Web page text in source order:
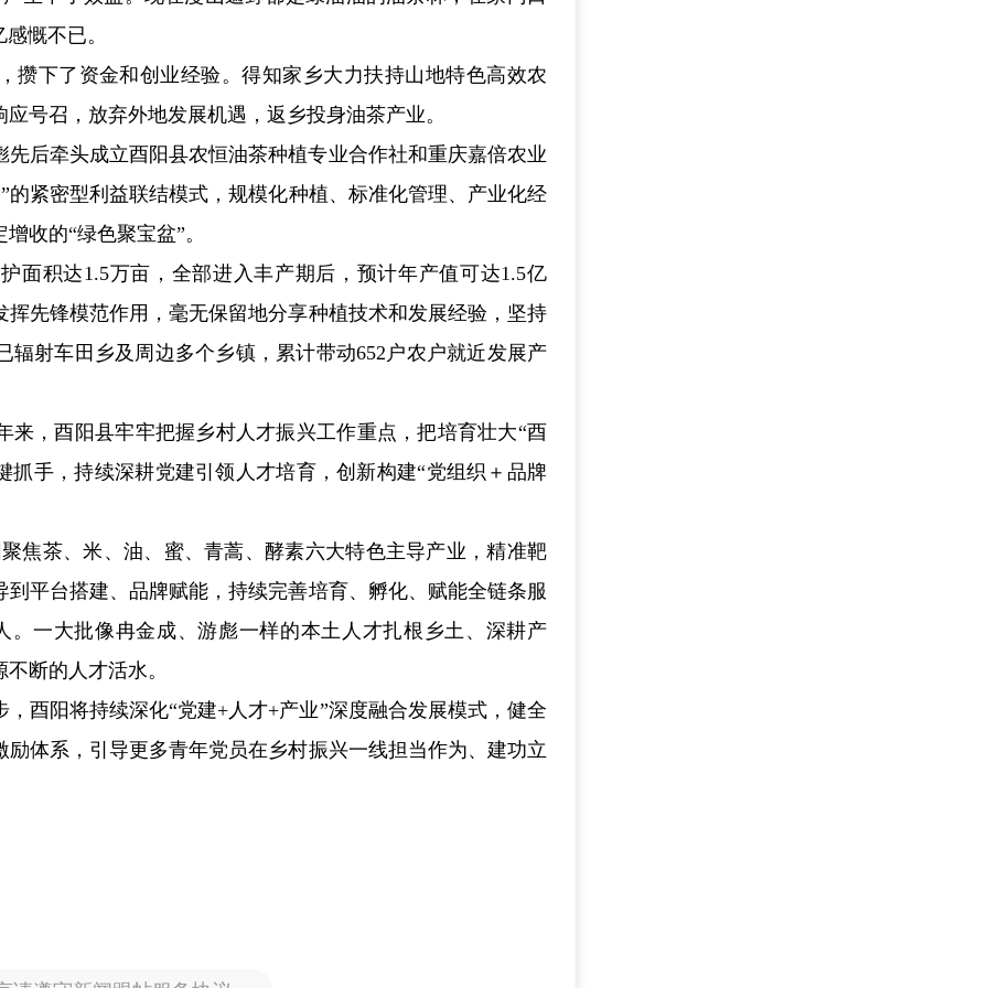
慨不已。
攒下了资金和创业经验。得知家乡大力扶持山地特色高效农
号召，放弃外地发展机遇，返乡投身油茶产业。
后牵头成立酉阳县农恒油茶种植专业合作社和重庆嘉倍农业
紧密型利益联结模式，规模化种植、标准化管理、产业化经
收的“绿色聚宝盆”。
面积达1.5万亩，全部进入丰产期后，预计年产值可达1.5亿
先锋模范作用，毫无保留地分享种植技术和发展经验，坚持
射车田乡及周边多个乡镇，累计带动652户农户就近发展产
来，酉阳县牢牢把握乡村人才振兴工作重点，把培育壮大“酉
抓手，持续深耕党建引领人才培育，创新构建“党组织＋品牌
焦茶、米、油、蜜、青蒿、酵素六大特色主导产业，精准靶
平台搭建、品牌赋能，持续完善培育、孵化、赋能全链条服
。一大批像冉金成、游彪一样的本土人才扎根乡土、深耕产
断的人才活水。
酉阳将持续深化“党建+人才+产业”深度融合发展模式，健全
体系，引导更多青年党员在乡村振兴一线担当作为、建功立